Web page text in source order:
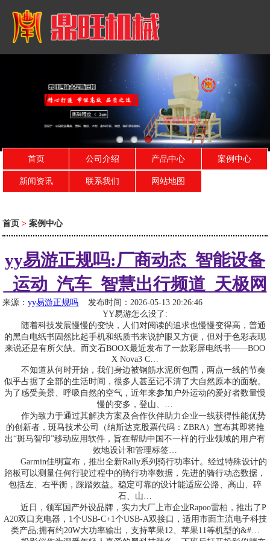
首页 公司介绍 产品中心 案例中心
新闻资讯 联系我们 网站地图
首页 >案例中心
yy易游正规吗:厂商动态_智能设备
_运动_汽车_智慧出行频道_天极网
来源：yy易游正规吗 发布时间：2026-05-13 20:26:46
YY易游怎么没了:
随着科技发展慢慢的变快，人们对阅读的追求也慢慢变得高，普通
的黑白电纸书固然比起手机和纸质书来说护眼又方便，但对于色彩表现
来说还是有所欠缺。而文石BOOX最近发布了一款彩屏电纸书——BOO
X Nova3 C…
不知道从何时开始，我们身边被钢筋水泥所包围，两点一线的节奏
似乎占据了全部的生活时间，很多人甚至记不清了大自然原本的面貌。
为了感受美景、呼吸自然的空气，近年来参加户外运动的爱好者数量慢
慢的变多，登山、…
作为致力于通过其解决方案及合作伙伴助力企业一线获得性能优势
的创新者，斑马技术公司（纳斯达克股票代码：ZBRA）宣布其即将推
出“斑马智印”移动应用软件，旨在帮助中国不一样的行业领域的用户有
效地设计和管理标签…
Garmin佳明宣布，推出全新Rally系列骑行功率计。经过特殊设计的
踏板可以测量任何行驶过程中的骑行功率数据，先进的骑行动态数据，
包括左、右平衡，踩踏效益。稳定可靠的设计能适应公路、高山、碎
石、山…
近日，领军国产外设品牌，实力大厂上市企业Rapoo雷柏，推出了P
A20双口充电器，1个USB-C+1个USB-A双接口，适用市面主流电子科技
类产品;拥有约20W大功率输出，支持苹果12、苹果11等机型的&#…